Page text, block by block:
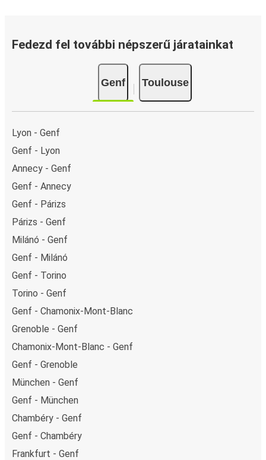
fizetési módok közül választhatsz, mint például
ponton készpénzzel fizess.
Fedezd fel további népszerű járatainkat
Genf Toulouse
Lyon - Genf
Genf - Lyon
Annecy - Genf
Genf - Annecy
Genf - Párizs
Párizs - Genf
Milánó - Genf
Genf - Milánó
Genf - Torino
Torino - Genf
Genf - Chamonix-Mont-Blanc
Grenoble - Genf
Chamonix-Mont-Blanc - Genf
Genf - Grenoble
München - Genf
Genf - München
Chambéry - Genf
Genf - Chambéry
Frankfurt - Genf